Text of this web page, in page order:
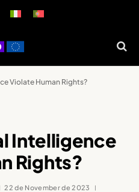
Violate Human Rights?
Intelligence
Rights?
22 de November de 2023